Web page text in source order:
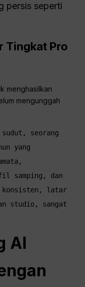
persis seperti
Tingkat Pro
menghasilkan
mengunggah
seorang
yang
samping, dan
konsisten, latar
studio, sangat
AI